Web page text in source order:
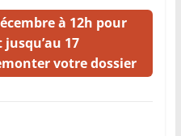
à 12h pour
17
votre dossier